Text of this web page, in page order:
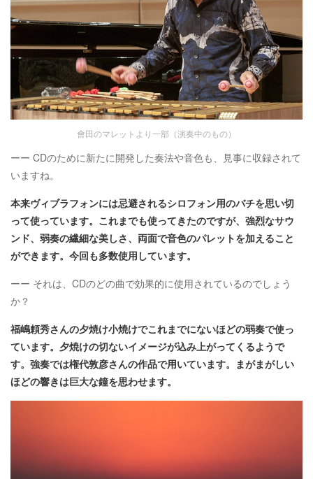
會田のマレットより一部（演奏中のもの）
ーー CDのために新たに開発した奏法や音色も、見事に収録されて
いますね。
本来ヴィブラフォンには忌避されるシロフォン用のバチを思い切
って使っています。これまでも使ってきたのですが、強烈なサウ
ンド、弱奏の繊細な美しさ、両面で音色のパレットを加えること
ができます。今回も多数使用しています。
ーー それは、CDのどの曲で効果的に使用されているのでしょう
か？
福嶋頼秀さんの夕焼け小焼けでこれまでにないほどの弱奏で使っ
ています。夕焼けの切ないイメージが込み上がってくるようで
す。強奏では権代敦彦さんの作品で用いています。まがまがしい
ほどの響きは巨大な鐘を思わせます。